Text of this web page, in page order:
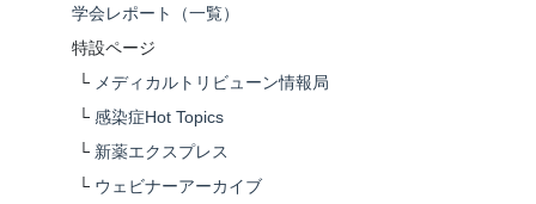
学会レポート（一覧）
特設ページ
└ メディカルトリビューン情報局
└ 感染症Hot Topics
└ 新薬エクスプレス
└ ウェビナーアーカイブ